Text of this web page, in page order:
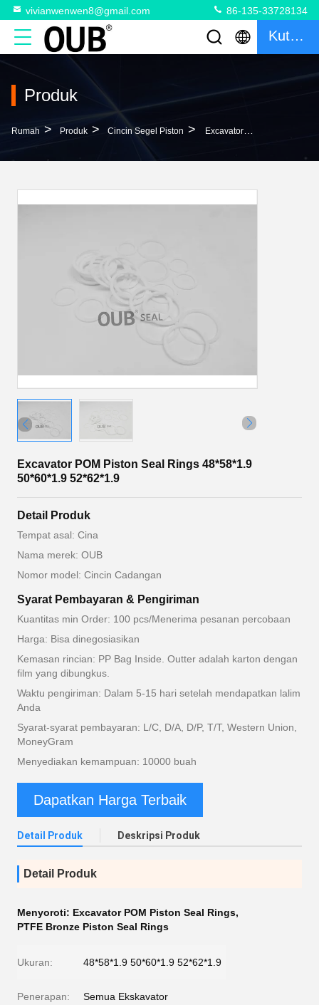
vivianwenwen8@gmail.com 86-135-33728134
Kutipan
Produk
Rumah > Produk > Cincin Segel Piston > Excavator POM Piston Seal Rings 48*58*1.9 50*60*1.9 52*62*1.9
Excavator POM Piston Seal Rings 48*58*1.9
50*60*1.9 52*62*1.9
Detail Produk
Tempat asal: Cina
Nama merek: OUB
Nomor model: Cincin Cadangan
Syarat Pembayaran & Pengiriman
Kuantitas min Order: 100 pcs/Menerima pesanan percobaan
Harga: Bisa dinegosiasikan
Kemasan rincian: PP Bag Inside. Outter adalah karton dengan
film yang dibungkus.
Waktu pengiriman: Dalam 5-15 hari setelah mendapatkan lalim
Anda
Syarat-syarat pembayaran: L/C, D/A, D/P, T/T, Western Union,
MoneyGram
Menyediakan kemampuan: 10000 buah
Dapatkan Harga Terbaik
Detail Produk Deskripsi Produk
Detail Produk
Menyoroti: Excavator POM Piston Seal Rings,
PTFE Bronze Piston Seal Rings
Ukuran: 48*58*1.9 50*60*1.9 52*62*1.9
Penerapan: Semua Ekskavator